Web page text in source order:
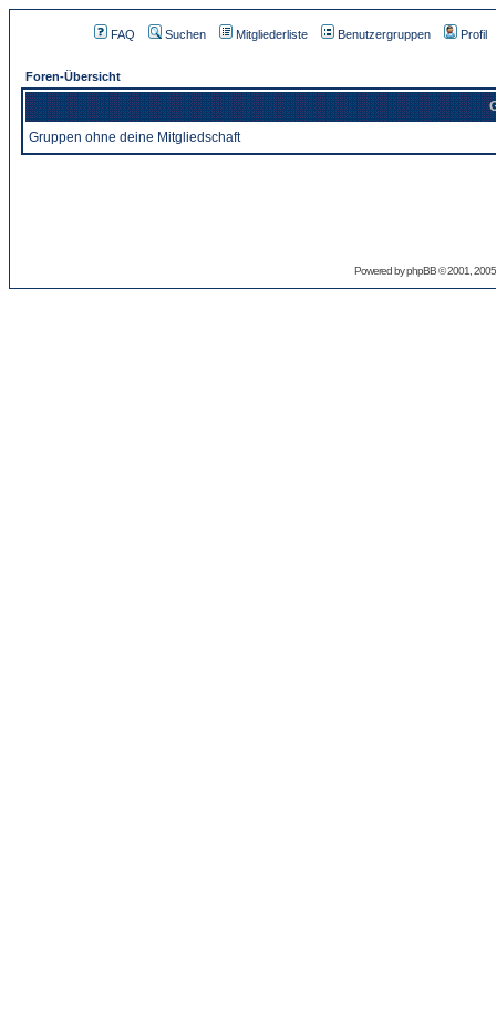
FAQ Suchen Mitgliederliste Benutzergruppen Profil
Foren-Übersicht
Gruppen ohne deine Mitgliedschaft
Powered byphpBB© 2001,